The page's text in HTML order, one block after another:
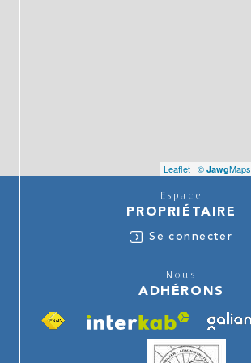
Leaflet | © JawgMaps
Espace
PROPRIÉTAIRE
Se connecter
Nous
ADHÉRONS